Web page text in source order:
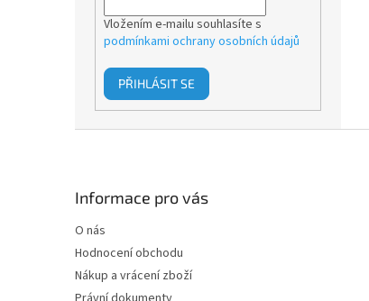
Vložením e-mailu souhlasíte s
podmínkami ochrany osobních údajů
PŘIHLÁSIT SE
Informace pro vás
O nás
Hodnocení obchodu
Nákup a vrácení zboží